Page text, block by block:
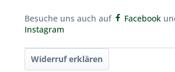
Besuche uns auch auf Facebook
Instagram
Widerruf erklären